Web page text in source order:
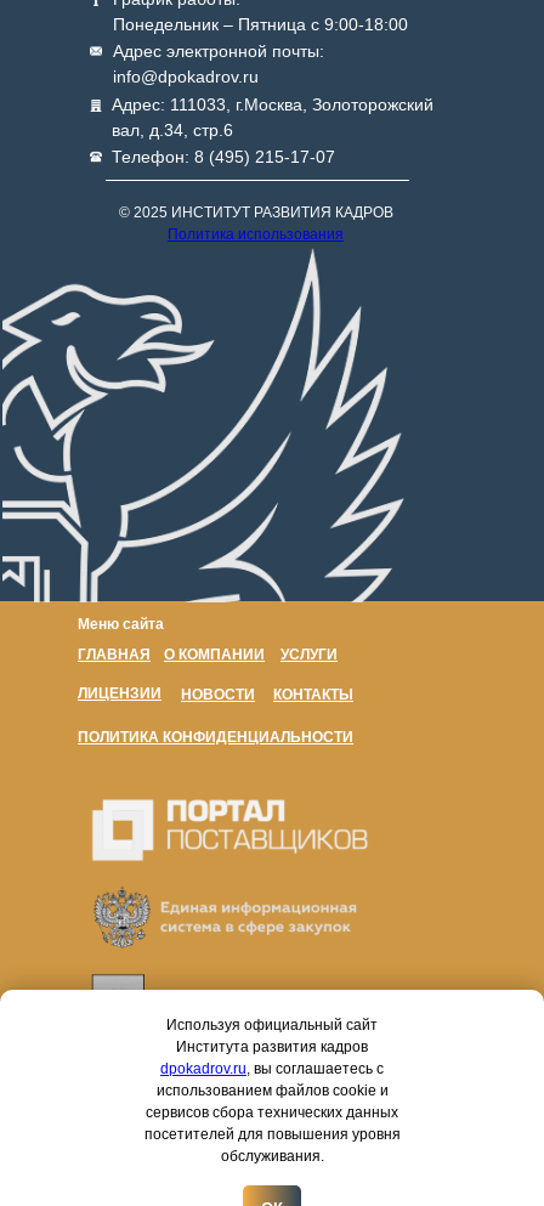
Работаем в соответствии с законами № 44-ФЗ и № 223-
Меню сайта
Понедельник – Пятница с 9:00-18:00
Адрес: 111033, г.Москва, Золоторожский
вал, д.34, стр.6
Телефон: 8 (495) 215-17-07
© 2025 ИНСТИТУТ РАЗВИТИЯ КАДРОВ
Политика использования
Адрес электронной почты:
info@dpokadrov.ru
ГЛАВНАЯ О КОМПАНИИ УСЛУГИ
ЛИЦЕНЗИИ НОВОСТИ КОНТАКТЫ
ПОЛИТИКА КОНФИДЕНЦИАЛЬНОСТИ
Используя официальный сайт
Института развития кадров
dpokadrov.ru, вы соглашаетесь с
использованием файлов cookie и
сервисов сбора технических данных
посетителей для повышения уровня
обслуживания.